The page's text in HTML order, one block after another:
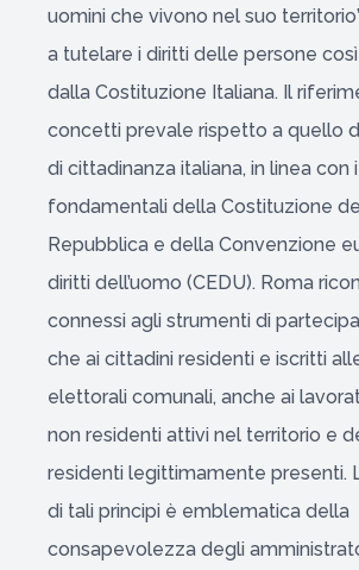
uomini che vivono nel suo
a tutelare i diritti delle persone
dalla Costituzione Italiana. Il
concetti prevale rispetto a quello
di cittadinanza italiana, in linea con
fondamentali della Costituzione
Repubblica e della Convenzione
diritti dell’uomo (CEDU). Roma
connessi agli strumenti di
che ai cittadini residenti e iscritti
elettorali comunali, anche ai
non residenti attivi nel territorio e
residenti legittimamente presenti.
di tali principi è emblematica della
consapevolezza degli